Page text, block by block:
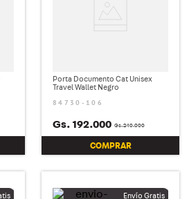
Porta Documento Cat Unisex
Travel Wallet Negro
84730-106
Gs.240.000
Gs. 192.000
COMPRAR